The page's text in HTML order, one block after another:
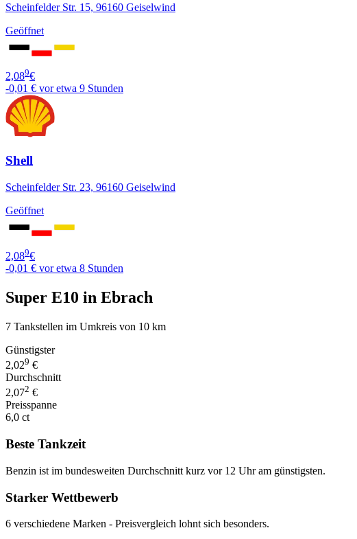
Scheinfelder Str. 15, 96160 Geiselwind
Geöffnet
2,089€
-0,01 € vor etwa 9 Stunden
Shell
Scheinfelder Str. 23, 96160 Geiselwind
Geöffnet
2,089€
-0,01 € vor etwa 8 Stunden
Super E10 in Ebrach
7 Tankstellen im Umkreis von 10 km
Günstigster
2,029 €
Durchschnitt
2,072 €
Preisspanne
6,0 ct
Beste Tankzeit
Benzin ist im bundesweiten Durchschnitt kurz vor 12 Uhr am günstigsten.
Starker Wettbewerb
6 verschiedene Marken - Preisvergleich lohnt sich besonders.